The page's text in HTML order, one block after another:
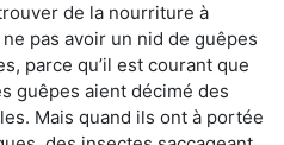
de la nourriture à
pas avoir un nid de guêpes
parce qu’il est courant que
guêpes aient décimé des
Mais quand ils ont à portée